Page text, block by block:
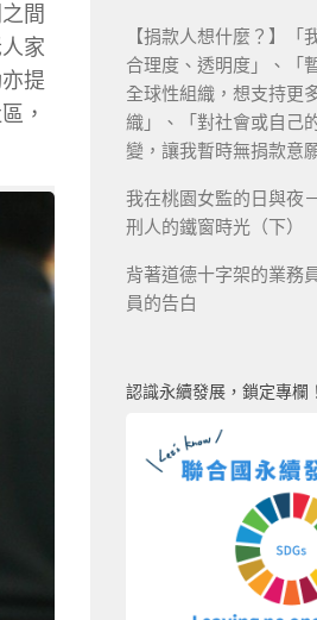
間
家
提
，
【捐款人想什麼？】「
合理度、透明度」、「
全球性組織，想支持更
織」、「對社會或自己
變，讓我暫時無捐款意願
我在桃園女監的日與夜
刑人的鐵窗時光（下）
背著道德十字架的業務
員的告白
認識永續發展，鎖定專欄！